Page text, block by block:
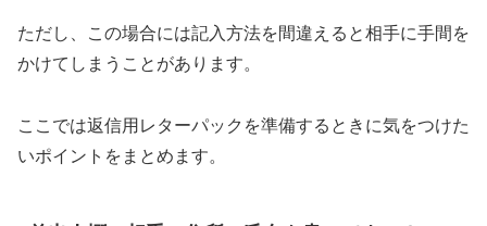
ただし、この場合には記入方法を間違えると相手に手間を
かけてしまうことがあります。
ここでは返信用レターパックを準備するときに気をつけた
いポイントをまとめます。